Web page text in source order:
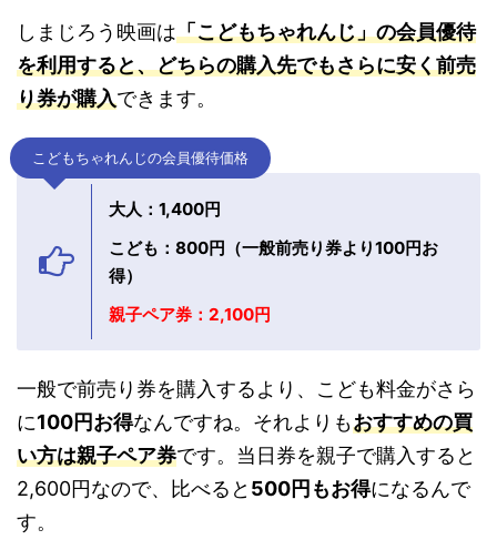
しまじろう映画は「こどもちゃれんじ」の会員優待
を利用すると、どちらの購入先でもさらに安く前売
り券が購入できます。
こどもちゃれんじの会員優待価格
大人：1,400円
こども：800円（一般前売り券より100円お
得）
親子ペア券：2,100円
一般で前売り券を購入するより、こども料金がさら
に100円お得なんですね。それよりもおすすめの買
い方は親子ペア券です。当日券を親子で購入すると
2,600円なので、比べると 500円もお得になるんで
す。